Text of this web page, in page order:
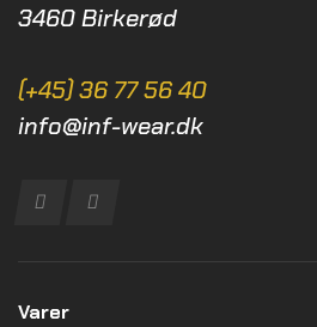
3460 Birkerød
(+45) 36 77 56 40
info@inf-wear.dk
Varer